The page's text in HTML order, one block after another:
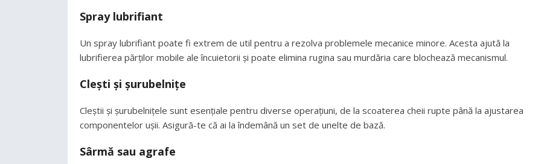
Spray lubrifiant
Un spray lubrifiant poate fi extrem de util pentru a rezolva problemele mecanice minore. Acesta ajută la
lubrifierea părților mobile ale încuietorii și poate elimina rugina sau murdăria care blochează mecanismul.
Clești și șurubelnițe
Cleștii și șurubelnițele sunt esențiale pentru diverse operațiuni, de la scoaterea cheii rupte până la ajustarea
componentelor ușii. Asigură-te că ai la îndemână un set de unelte de bază.
Sârmă sau agrafe